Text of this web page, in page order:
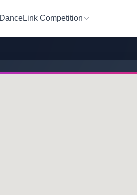
DanceLink Competition